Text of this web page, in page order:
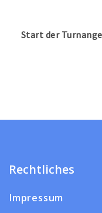
Start der
Rechtliches
Impressum